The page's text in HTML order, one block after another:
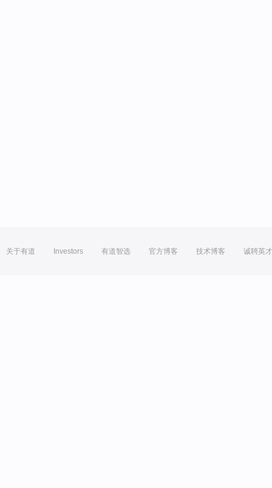
关于有道 Investors 有道智选 官方博客 技术博客 诚聘英才